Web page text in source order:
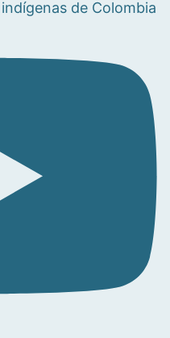
indígenas de Colombia